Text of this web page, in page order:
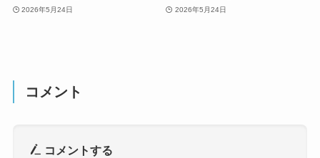
2026年5月24日 2026年5月24日
コメント
コメントする